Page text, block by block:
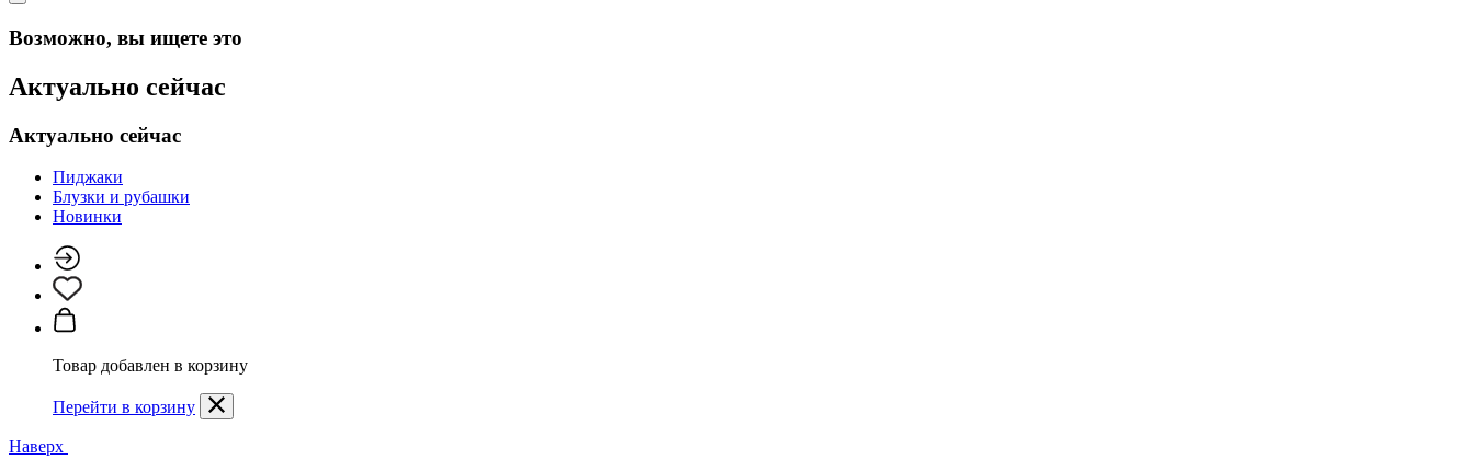
Возможно, вы ищете это
Актуально сейчас
Актуально сейчас
Пиджаки
Блузки и рубашки
Новинки
Товар добавлен в корзину
Перейти в корзину
Наверх